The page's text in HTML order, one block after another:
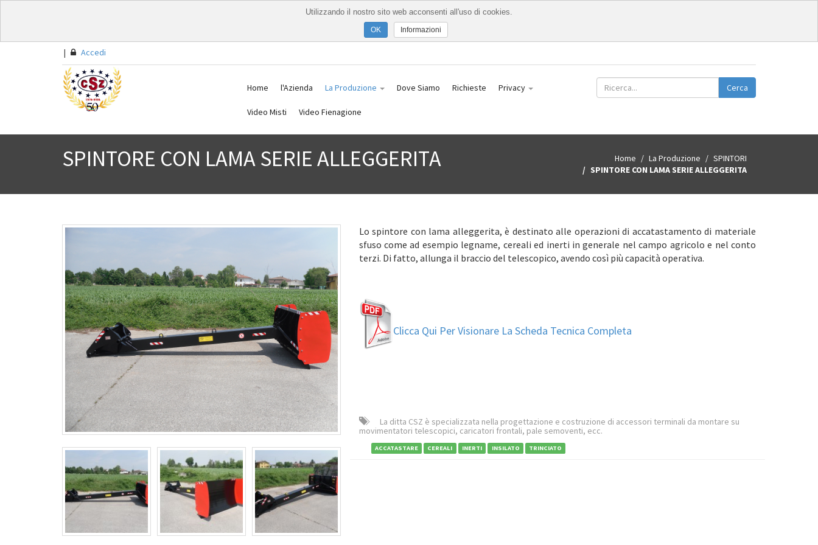
| Accedi
Home l'Azienda La Produzione Dove Siamo Richieste Privacy
Video Misti Video Fienagione
Cerca
SPINTORE CON LAMA SERIE ALLEGGERITA Home La Produzione
SPINTORI
SPINTORE CON LAMA SERIE ALLEGGERITA
Lo spintore con lama alleggerita, è destinato alle operazioni di accatastamento di materiale
sfuso come ad esempio legname, cereali ed inerti in generale nel campo agricolo e nel conto
terzi. Di fatto, allunga il braccio del telescopico, avendo così più capacità operativa.
Clicca Qui Per Visionare La Scheda Tecnica Completa
La ditta CSZ è specializzata nella progettazione e costruzione di accessori terminali da montare su
movimentatori telescopici, caricatori frontali, pale semoventi, ecc.
ACCATASTARE CEREALI INERTI INSILATO TRINCIATO
Utilizzando il nostro sito web acconsenti all'uso di cookies.
Informazioni